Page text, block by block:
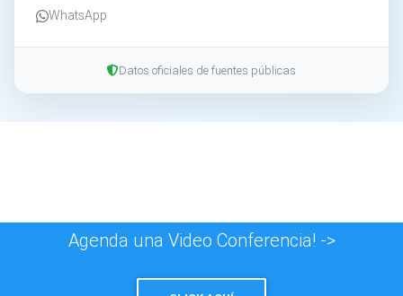
WhatsApp
Datos oficiales de fuentes públicas
Agenda una Video Conferencia! ->